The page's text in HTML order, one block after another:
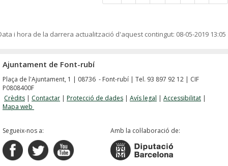
i hora de la darrera actualització d'aquest contingut: 08-05-2019 13:05
Ajuntament de Font-rubí
Plaça de l'Ajuntament, 1 | 08736 - Font-rubí | Tel. 93 897 92 12 | CIF
P0808400F
Crèdits | Contactar | Protecció de dades | Avís legal | Accessibilitat |
Mapa web
Segueix-nos a: Amb la col·laboració de: